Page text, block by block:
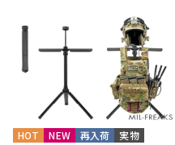
HOT NEW 再入荷 実物